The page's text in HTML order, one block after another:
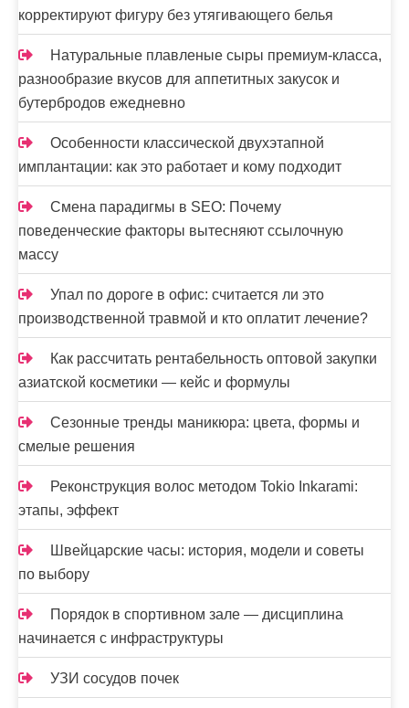
корректируют фигуру без утягивающего белья
Натуральные плавленые сыры премиум-класса,
разнообразие вкусов для аппетитных закусок и
бутербродов ежедневно
Особенности классической двухэтапной
имплантации: как это работает и кому подходит
Смена парадигмы в SEO: Почему
поведенческие факторы вытесняют ссылочную
массу
Упал по дороге в офис: считается ли это
производственной травмой и кто оплатит лечение?
Как рассчитать рентабельность оптовой закупки
азиатской косметики — кейс и формулы
Сезонные тренды маникюра: цвета, формы и
смелые решения
Реконструкция волос методом Tokio Inkarami:
этапы, эффект
Швейцарские часы: история, модели и советы
по выбору
Порядок в спортивном зале — дисциплина
начинается с инфраструктуры
УЗИ сосудов почек